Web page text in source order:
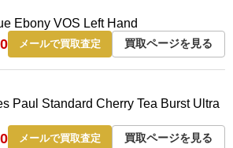
Ebony VOS Left Hand
メールで買取査定 買取ページを見る
Paul Standard Cherry Tea Burst Ultra
メールで買取査定 買取ページを見る